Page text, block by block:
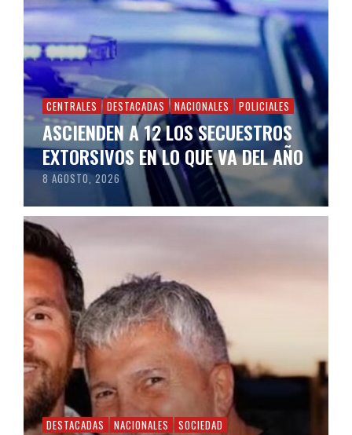
CENTRALES DESTACADAS NACIONALES POLICIALES
ASCIENDEN A 12 LOS SECUESTROS
EXTORSIVOS EN LO QUE VA DEL AÑO
8 AGOSTO, 2026
DESTACADAS NACIONALES SOCIEDAD